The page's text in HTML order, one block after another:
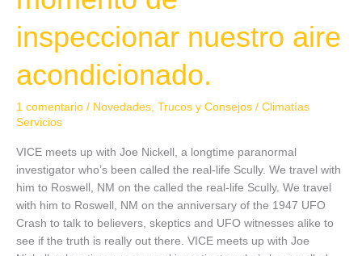
inspeccionar nuestro aire
acondicionado.
1 comentario / Novedades, Trucos y Consejos / Climatías
Servicios
VICE meets up with Joe Nickell, a longtime paranormal
investigator who’s been called the real-life Scully. We travel with
him to Roswell, NM on the called the real-life Scully. We travel
with him to Roswell, NM on the anniversary of the 1947 UFO
Crash to talk to believers, skeptics and UFO witnesses alike to
see if the truth is really out there. VICE meets up with Joe